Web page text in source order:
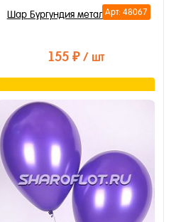
Арт: 48067
Шар Бургундия металлик 30см
155 ₽ / шт
В корзину
Купить в 1 клик
В избранное
В наличии